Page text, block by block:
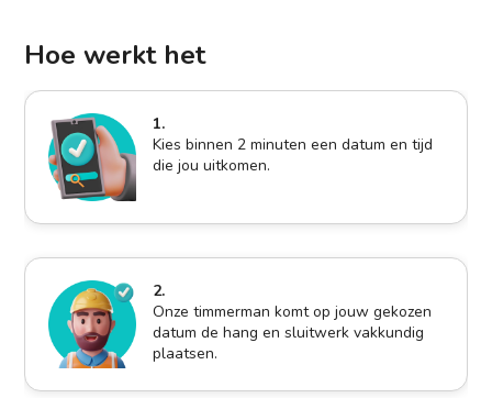
Hoe werkt het
1.
Kies binnen 2 minuten een datum en tijd
die jou uitkomen.
2.
Onze timmerman komt op jouw gekozen
datum de hang en sluitwerk vakkundig
plaatsen.